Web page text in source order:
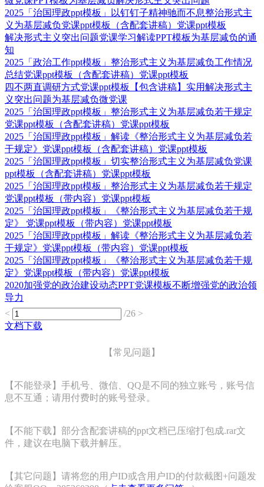
2025「治国理政ppt模板」以钉钉子精神驰而不息整治形式主
义为基层减负党课ppt模板（含配套讲稿）党课ppt模板
解决形式主义突出问题党课学习解读PPT模板为基层减负的通
知
2025「政治工作ppt模板」整治形式主义为基层减负工作情况
总结党课ppt模板（含配套讲稿）党课ppt模板
四不两直调研方式党课ppt模板【包含讲稿】实用解决形式主
义突出问题为基层减负微党课
2025「治国理政ppt模板」整治形式主义为基层减负若干规定
党课ppt模板（含配套讲稿）党课ppt模板
2025「治国理政ppt模板」解读《整治形式主义为基层减负若
干规定》党课ppt模板（含配套讲稿）党课ppt模板
2025「治国理政ppt模板」切实整治形式主义为基层减负党课
ppt模板（含配套讲稿）党课ppt模板
2025「治国理政ppt模板」整治形式主义为基层减负若干规定
党课ppt模板（带内容）党课ppt模板
2025「治国理政ppt模板」《整治形式主义为基层减负若干规
定》 党课ppt模板（带内容）党课ppt模板
2025「治国理政ppt模板」解读《整治形式主义为基层减负若
干规定》党课ppt模板（带内容）党课ppt模板
2025「治国理政ppt模板」《整治形式主义为基层减负若干规
定》党课ppt模板（带内容）党课ppt模板
2020加强党的政治建设动态PPT党课模板不断增强党的政治领
导力
<
/26 >
文档下载
【常见问题】
【不能登录】手机号、微信、QQ是不同的独立账号，账号信
息不互通；请用付费时的账号登录。
【不能下载】部分含配套讲稿的ppt文档已压缩打包成.rar文
件，建议在电脑下载并解压。
【其它问题】请将您的用户ID或含用户ID的付款截图+问题发